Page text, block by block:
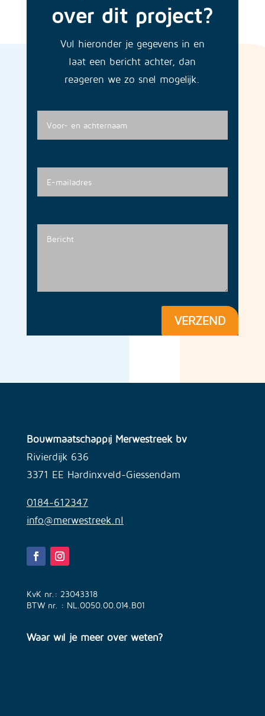
over dit project?
Vul hieronder je gegevens in en
laat een bericht achter, dan
reageren we zo snel mogelijk.
VERZEND
Bouwmaatschappij Merwestreek bv
Rivierdijk 636
3371 EE Hardinxveld-Giessendam
0184-612347
info@merwestreek.nl
KvK nr.: 23043318
BTW nr. : NL.0050.00.014.B01
Waar wil je meer over weten?